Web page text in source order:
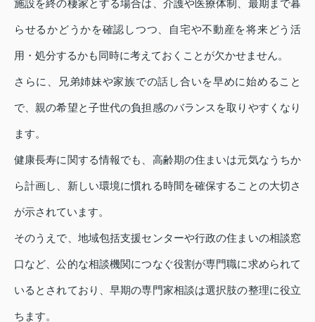
施設を終の棲家とする場合は、介護や医療体制、最期まで暮
らせるかどうかを確認しつつ、自宅や不動産を将来どう活
用・処分するかも同時に考えておくことが欠かせません。
さらに、兄弟姉妹や家族での話し合いを早めに始めること
で、親の希望と子世代の負担感のバランスを取りやすくなり
ます。
健康長寿に関する情報でも、高齢期の住まいは元気なうちか
ら計画し、新しい環境に慣れる時間を確保することの大切さ
が示されています。
そのうえで、地域包括支援センターや行政の住まいの相談窓
口など、公的な相談機関につなぐ役割が専門職に求められて
いるとされており、早期の専門家相談は選択肢の整理に役立
ちます。